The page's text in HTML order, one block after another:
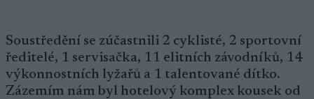
Soustředění se zúčastnili 2 cyklisté, 2 sportovní
ředitelé, 1 servisačka, 11 elitních závodníků, 14
výkonnostních lyžařů a 1 talentované dítko.
Zázemím nám byl hotelový komplex kousek od